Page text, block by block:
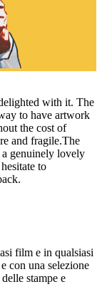
with it. The
to have artwork
the cost of
and fragile.The
a genuinely lovely
to
film e in qualsiasi
con una selezione
stampe e